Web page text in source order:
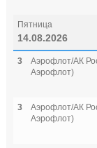
Пятница
14.08.2026
3
Аэрофлот/АК
Аэрофлот)
3
Аэрофлот/АК
Аэрофлот)